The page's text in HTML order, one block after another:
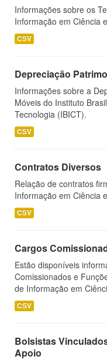
Informações sobre os
Informação em Ciência
CSV
Depreciação
Informações sobre a
Móveis do Instituto
Tecnologia (IBICT).
CSV
Contratos Diversos
Relação de contratos
Informação em Ciência
CSV
Cargos
Estão disponíveis
Comissionados e
de Informação em
CSV
Bolsistas
Apoio